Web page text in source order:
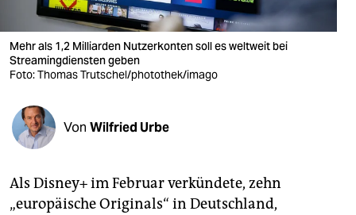
verlag
verlag
veranstaltungen
shop
fragen & hilfe
abo
Mehr als 1,2 Milliarden Nutzerkonten soll es weltweit bei
Streamingdiensten geben
Foto: Thomas Trutschel/photothek/imago
Von Wilfried Urbe
Als Disney+ im Februar verkündete, zehn
„europäische Originals“ in Deutschland,